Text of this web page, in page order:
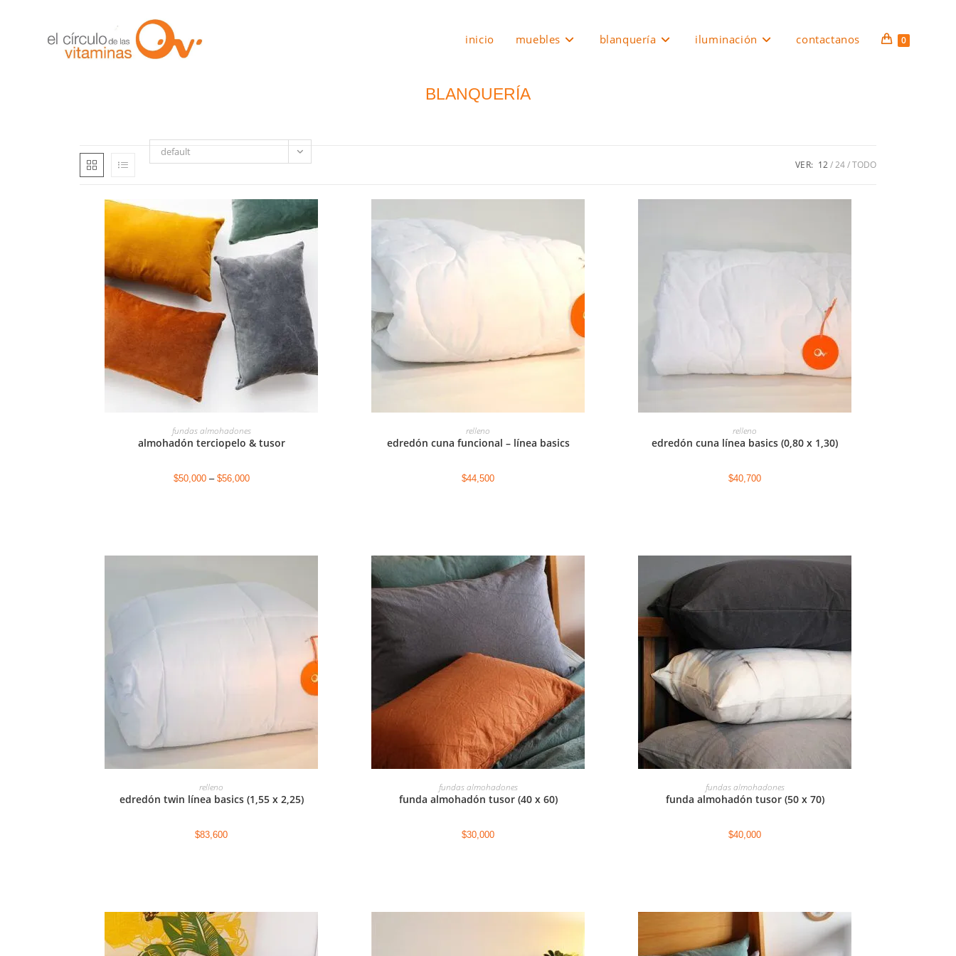
inicio muebles blanquería iluminación contactanos 0
BLANQUERÍA
default
VER: 12 24 TODO
SELECCIONAR OPCIONES
fundas almohadones
almohadón terciopelo & tusor
$50,000– $56,000
AGREGAR AL CARRITO
relleno
edredón cuna funcional – línea basics
$44,500
AGREGAR AL CARRITO
relleno
edredón cuna línea basics (0,80 x 1,30)
$40,700
AGREGAR AL CARRITO
relleno
edredón twin línea basics (1,55 x 2,25)
$83,600
SELECCIONAR OPCIONES
fundas almohadones
funda almohadón tusor (40 x 60)
$30,000
SELECCIONAR OPCIONES
fundas almohadones
funda almohadón tusor (50 x 70)
$40,000